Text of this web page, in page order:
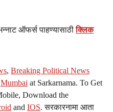
ऑफर्स पाहण्यासाठीक्लिक
, Breaking Political News
Mumbai at Sarkarnama. To Get
Download the
and IOS. सरकारनामा आता